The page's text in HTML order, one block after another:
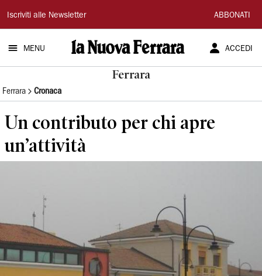
La
Nuova
Ferrara
Iscriviti alle Newsletter ABBONATI
MENU ACCEDI
Ferrara
Ferrara Cronaca
Un contributo per chi apre
un’attività